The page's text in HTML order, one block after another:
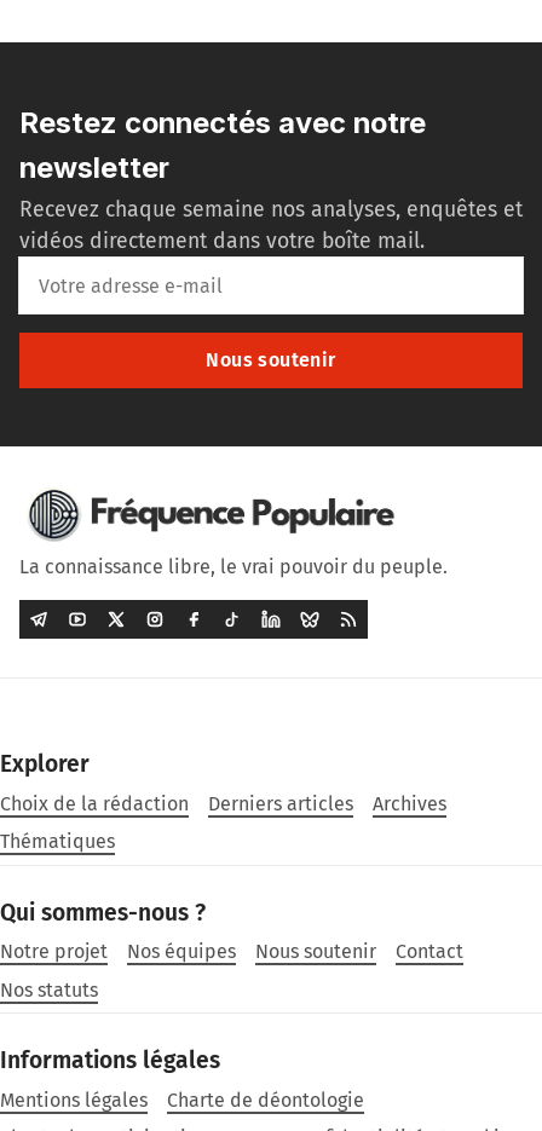
Restez connectés avec notre
newsletter
Recevez chaque semaine nos analyses, enquêtes et
vidéos directement dans votre boîte mail.
Nous soutenir
La connaissance libre, le vrai pouvoir du peuple.
Explorer
Choix de la rédaction Derniers articles
Archives
Thématiques
Qui sommes-nous ?
Notre projet Nos équipes Nous soutenir
Contact
Nos statuts
Informations légales
Mentions légales
Charte de déontologie